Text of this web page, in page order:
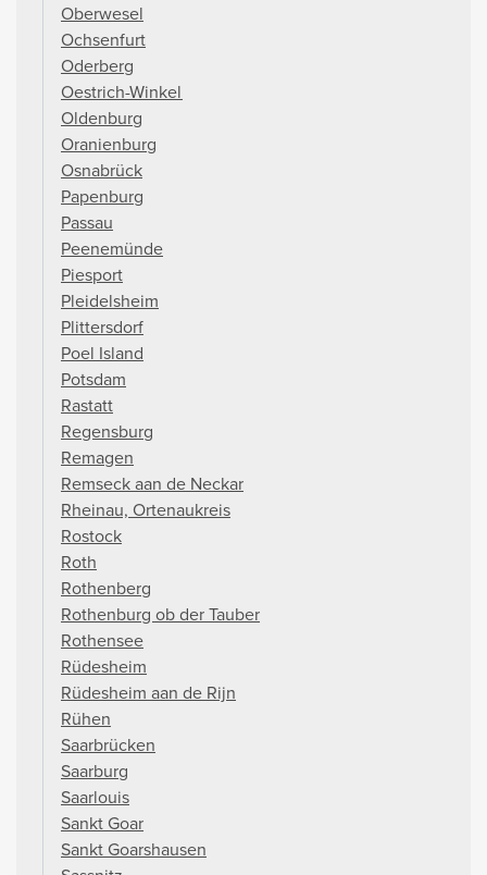
Oberwesel
Ochsenfurt
Oderberg
Oestrich-Winkel
Oldenburg
Oranienburg
Osnabrück
Papenburg
Passau
Peenemünde
Piesport
Pleidelsheim
Plittersdorf
Poel Island
Potsdam
Rastatt
Regensburg
Remagen
Remseck aan de Neckar
Rheinau, Ortenaukreis
Rostock
Roth
Rothenberg
Rothenburg ob der Tauber
Rothensee
Rüdesheim
Rüdesheim aan de Rijn
Rühen
Saarbrücken
Saarburg
Saarlouis
Sankt Goar
Sankt Goarshausen